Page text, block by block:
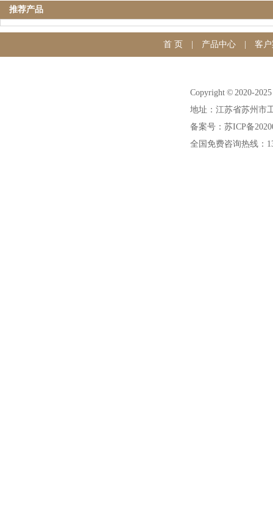
推荐产品
首 页 产品中心| 客
Copyright © 2020-
地址：江苏省苏州市
备案号：苏ICP备
全国免费咨询热线：